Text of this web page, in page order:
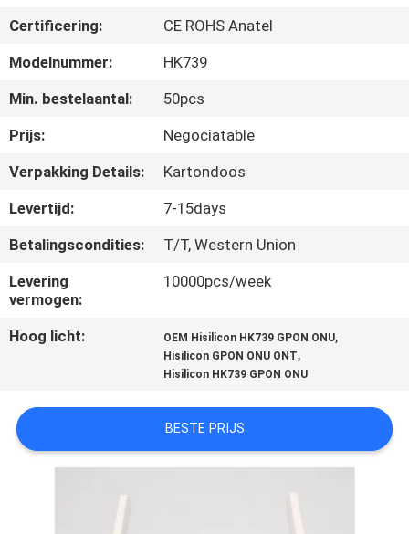
FABRIEKSREIS
CONTACTEER
ONS
OM
EEN
PRIVACY
POLICY
Certificering:
CE ROHS Anatel
Modelnummer:
HK739
Min. bestelaantal:
50pcs
Prijs:
Negociatable
Verpakking Details:
Kartondoos
Levertijd:
7-15days
Betalingscondities:
T/T, Western Union
Levering
vermogen:
10000pcs/week
Hoog licht: OEM Hisilicon HK739 GPON ONU,
Hisilicon GPON ONU ONT,
Hisilicon HK739 GPON ONU
BESTE PRIJS